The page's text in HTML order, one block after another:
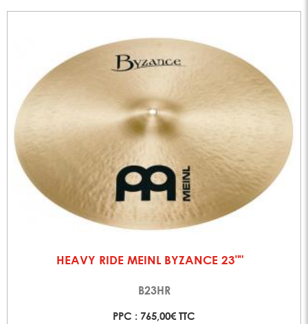
HEAVY RIDE MEINL BYZANCE 23""
B23HR
PPC : 765,00€ TTC